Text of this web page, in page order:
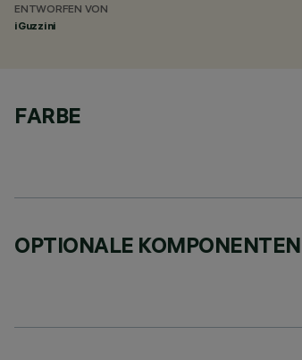
ENTWORFEN VON
iGuzzini
FARBE
OPTIONALE KOMPONENTEN